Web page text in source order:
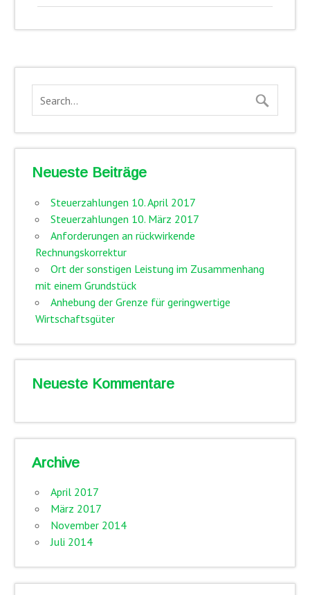
Neueste Beiträge
Steuerzahlungen 10. April 2017
Steuerzahlungen 10. März 2017
Anforderungen an rückwirkende
Rechnungskorrektur
Ort der sonstigen Leistung im Zusammenhang
mit einem Grundstück
Anhebung der Grenze für geringwertige
Wirtschaftsgüter
Neueste Kommentare
Archive
April 2017
März 2017
November 2014
Juli 2014